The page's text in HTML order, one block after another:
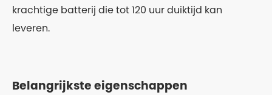
krachtige batterij die tot 120 uur duiktijd kan
leveren.
Belangrijkste eigenschappen